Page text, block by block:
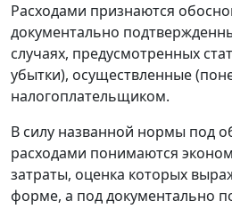
Расходами признаются
документально
случаях, предусмотренных
убытки), осуществленные
налогоплательщиком.
В силу названной нормы под
расходами понимаются
затраты, оценка которых
форме, а под документально